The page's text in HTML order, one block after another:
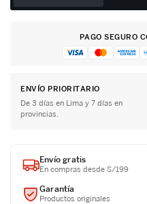
PAGO SEGURO
ENVÍO PRIORITARIO
De 3 días en Lima y 7 días en
provincias.
Envío gratis
En compras desde S/199
Garantía
Productos originales